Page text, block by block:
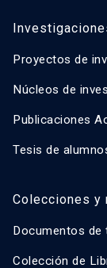
Proyectos de
Núcleos de
Publicaciones
Tesis de
Colecciones y
Documentos de
Colección de